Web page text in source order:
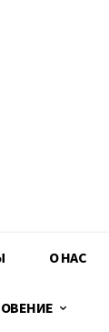
О НАС